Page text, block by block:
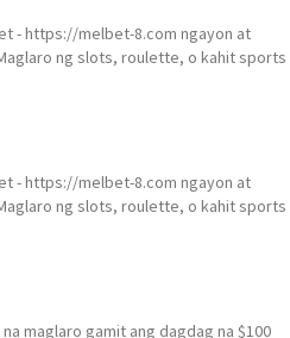
- https://melbet-8.com ngayon at
ng slots, roulette, o kahit sports
- https://melbet-8.com ngayon at
ng slots, roulette, o kahit sports
maglaro gamit ang dagdag na $100